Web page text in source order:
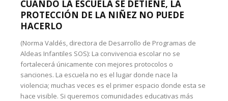
CUANDO LA ESCUELA SE DETIENE, LA
PROTECCIÓN DE LA NIÑEZ NO PUEDE
HACERLO
(Norma Valdés, directora de Desarrollo de Programas de
Aldeas Infantiles SOS): La convivencia escolar no se
fortalecerá únicamente con mejores protocolos o
sanciones. La escuela no es el lugar donde nace la
violencia; muchas veces es el primer espacio donde esta se
hace visible. Si queremos comunidades educativas más